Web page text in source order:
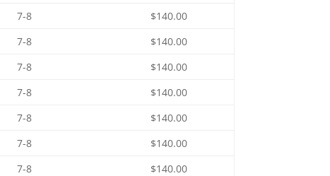
7-8
$140.00
7-8
$140.00
7-8
$140.00
7-8
$140.00
7-8
$140.00
7-8
$140.00
7-8
$140.00